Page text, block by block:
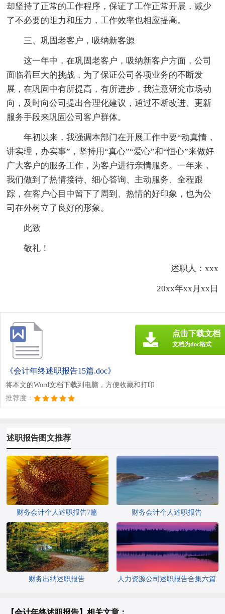
却坚持了正常的工作程序，保证了工作正常开展，减少
了不必要的阻力和压力，工作效率也相应提高。
三、巩固老客户，吸纳新客源
这一年中，在巩固老客户，吸纳新客户方面，公司
面临着巨大的挑战，为了保证公司各项业务的不断发
展，在巩固中有所提高，有所进步，我注意研究市场动
向，及时向公司提出合理化建议，通过不断改进、更新
服务手段来巩固公司客户群体。
年初以来，我强调本部门在开展工作中要“动真情，
讲实理，办实事”，坚持用“真心”“爱心”和“恒心”来做好
广大客户的服务工作，为客户进行亲情服务。一年来，
我们做到了热情接待、细心答询、主动服务、全程跟
踪，在客户心目中留下了周到、热情的好印象，也为公
司在外树立了良好的形象。
此致
敬礼！
述职人：xxx
20xx年xx月xx日
《会计年终述职报告15篇.doc》
将本文的Word文档下载到电脑，方便收藏和打印
推荐度：
点击下载文档
文档为doc格式
述职报告图文推荐
财务会计个人述职报告7篇 财务会计个人述职报告
财务出纳述职报告 人力资源公司述职报告合集六篇